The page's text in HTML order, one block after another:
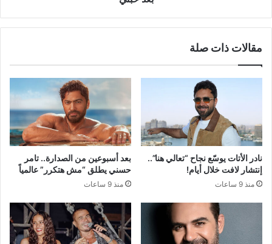
مقالات ذات صلة
نادر الأتات يوسّع نجاح “تعالي هنا”..
إنتشار لافت خلال أيام!
منذ 9 ساعات
بعد أسبوعين من الصدارة.. تامر
حسني يطلق “مش هتكرر” عالمياً
منذ 9 ساعات